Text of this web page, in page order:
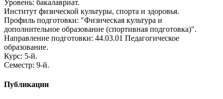
Уровень: бакалавриат.
Институт физической культуры, спорта и здоровья.
Профиль подготовки: "Физическая культура и
дополнительное образование (спортивная подготовка)".
Направление подготовки: 44.03.01 Педагогическое
образование.
Курс: 5-й.
Семестр: 9-й.
Публикации